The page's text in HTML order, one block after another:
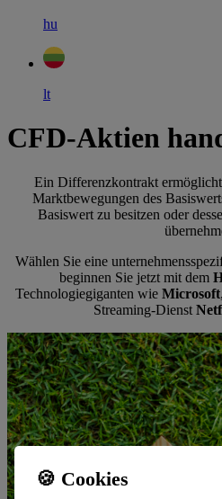
hu
lt
CFD-Aktien
Ein Differenzkontrakt
Marktbewegungen des
Basiswert zu besitzen oder
Wählen Sie eine
beginnen Sie jetzt mit dem
Technologiegiganten wie Microsoft,
Streaming-Dienst
🍪 Cookies